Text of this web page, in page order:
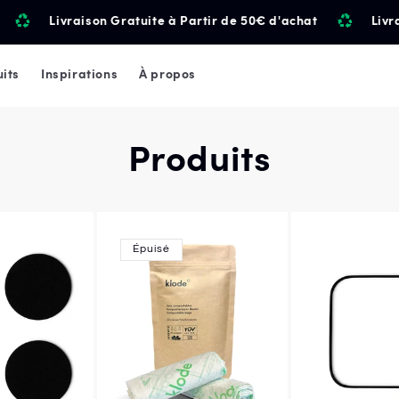
Livraison Gratuite à Partir de 50€ d'achat
Inspirations À propos
Produits
Épuisé